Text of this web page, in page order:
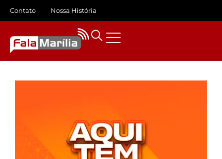
Contato Nossa História